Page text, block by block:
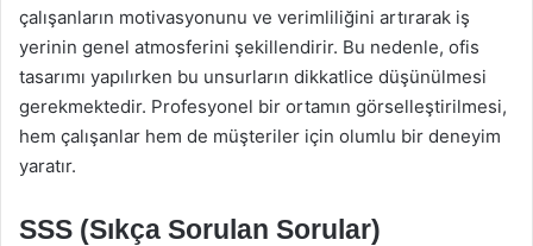
çalışanların motivasyonunu ve verimliliğini artırarak iş
yerinin genel atmosferini şekillendirir. Bu nedenle, ofis
tasarımı yapılırken bu unsurların dikkatlice düşünülmesi
gerekmektedir. Profesyonel bir ortamın görselleştirilmesi,
hem çalışanlar hem de müşteriler için olumlu bir deneyim
yaratır.
SSS (Sıkça Sorulan Sorular)